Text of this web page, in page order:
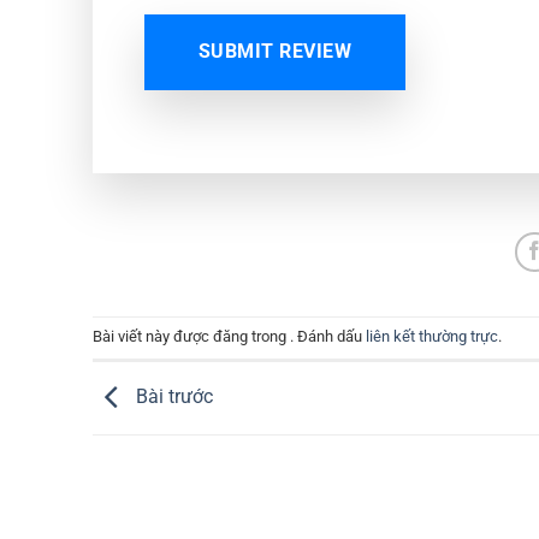
SUBMIT REVIEW
Bài viết này được đăng trong . Đánh dấu liên kết thường trực.
Bài trước